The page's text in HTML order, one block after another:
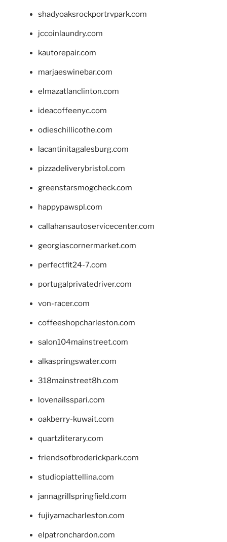
shadyoaksrockportrvpark.com
jccoinlaundry.com
kautorepair.com
marjaeswinebar.com
elmazatlanclinton.com
ideacoffeenyc.com
odieschillicothe.com
lacantinitagalesburg.com
pizzadeliverybristol.com
greenstarsmogcheck.com
happypawspl.com
callahansautoservicecenter.com
georgiascornermarket.com
perfectfit24-7.com
portugalprivatedriver.com
von-racer.com
coffeeshopcharleston.com
salon104mainstreet.com
alkaspringswater.com
318mainstreet8h.com
lovenailsspari.com
oakberry-kuwait.com
quartzliterary.com
friendsofbroderickpark.com
studiopiattellina.com
jannagrillspringfield.com
fujiyamacharleston.com
elpatronchardon.com